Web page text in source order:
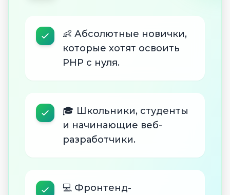
👶 Абсолютные новички,
которые хотят освоить
PHP с нуля.
🎓 Школьники, студенты
и начинающие веб-
разработчики.
💻 Фронтенд-